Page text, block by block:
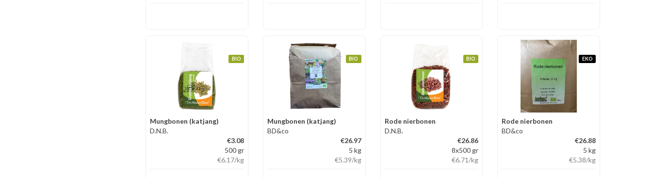
BIO
Mungbonen (katjang)
D.N.B.
€3.08
500 gr
€6.17/kg
BIO
Mungbonen (katjang)
BD&co
€26.97
5 kg
€5.39/kg
BIO
Rode nierbonen
D.N.B.
€26.86
8x500 gr
€6.71/kg
EKO
Rode nierbonen
BD&co
€26.88
5 kg
€5.38/kg